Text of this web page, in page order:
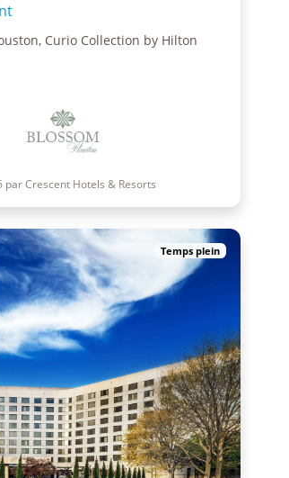
Curio Collection by Hilton
par Crescent Hotels & Resorts
Temps plein